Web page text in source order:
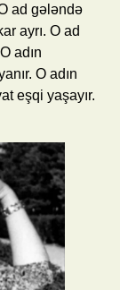
ad gələndə
ayrı. O ad
adın
O adın
eşqi yaşayır.